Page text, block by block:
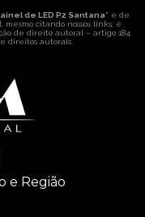
de LED P2 Santana" é de
citando nossos links, é
de direito autoral – artigo 184
direitos autorais.
e Região